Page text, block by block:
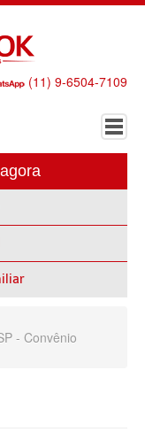
(11) 9-6504-7109
- Convênio